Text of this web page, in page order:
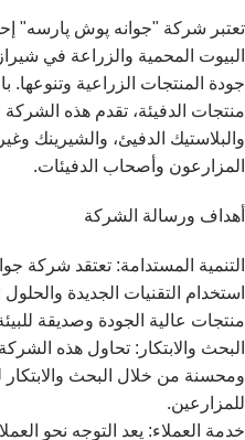
تعتبر شركة "جوانه پوش پارسه"
البيوت المحمية والزراعة في
جودة المنتجات الزراعية وتنوعها.
منتجات الدفيئة، تقدم هذه الشركة
والبلاستيك الدفيئ، والشيرينك
المزارعون وأصحاب الدفيئات.
أهداف ورسالة الشركة
التنمية المستدامة: تعتقد شركة
استخدام التقنيات الجديدة
منتجات عالية الجودة وصديقة
البحث والابتكار: تحاول هذه
ومحسنة من خلال البحث والابتكار
للمزارعين.
خدمة العملاء: يعد التوجه نحو